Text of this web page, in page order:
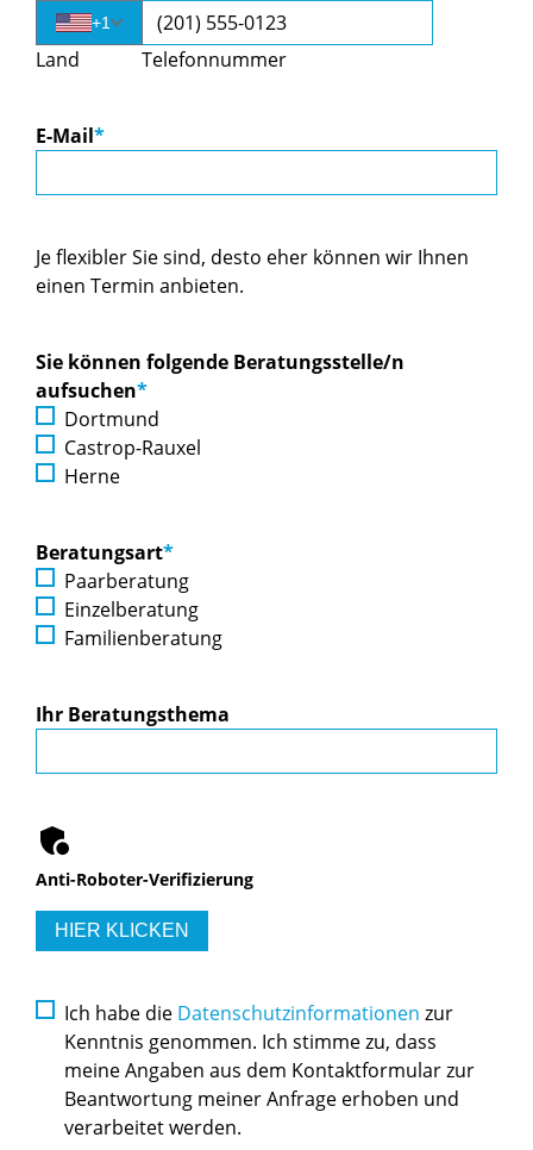
+1
Land Telefonnummer
E-Mail*
Je flexibler Sie sind, desto eher können wir Ihnen
einen Termin anbieten.
Sie können folgende Beratungsstelle/n
aufsuchen*
Dortmund
Castrop-Rauxel
Herne
Beratungsart*
Paarberatung
Einzelberatung
Familienberatung
Ihr Beratungsthema
Anti-Roboter-Verifizierung
HIER KLICKEN
Ich habe die Datenschutzinformationen zur
Kenntnis genommen. Ich stimme zu, dass
meine Angaben aus dem Kontaktformular zur
Beantwortung meiner Anfrage erhoben und
verarbeitet werden.